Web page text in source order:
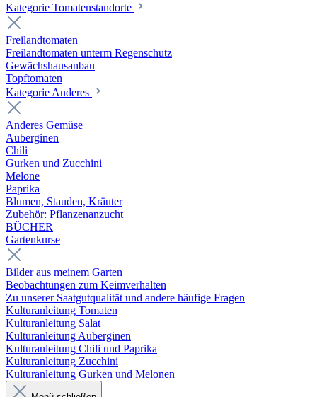
Kategorie Tomatenstandorte
Freilandtomaten
Freilandtomaten unterm Regenschutz
Gewächshausanbau
Topftomaten
Kategorie Anderes
Anderes Gemüse
Auberginen
Chili
Gurken und Zucchini
Melone
Paprika
Blumen, Stauden, Kräuter
Zubehör: Pflanzenanzucht
BÜCHER
Gartenkurse
Bilder aus meinem Garten
Beobachtungen zum Keimverhalten
Zu unserer Saatgutqualität und andere häufige Fragen
Kulturanleitung Tomaten
Kulturanleitung Salat
Kulturanleitung Auberginen
Kulturanleitung Chili und Paprika
Kulturanleitung Zucchini
Kulturanleitung Gurken und Melonen